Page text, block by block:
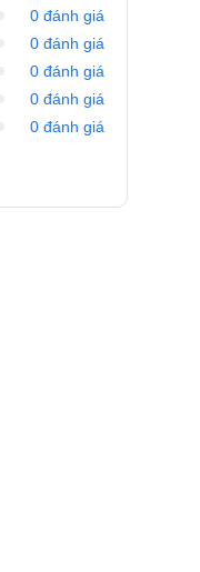
năng xử lý
biệt giúp âm
cụ, điều này
0 đánh giá
0 đánh giá
0 đánh giá
0 đánh giá
0 đánh giá